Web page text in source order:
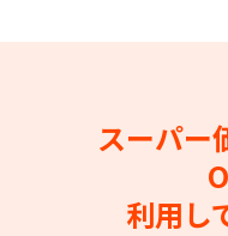
スーパー
利用し